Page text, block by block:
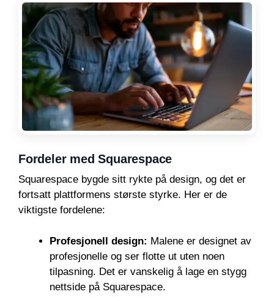
Fordeler med Squarespace
Squarespace bygde sitt rykte på design, og det er
fortsatt plattformens største styrke. Her er de
viktigste fordelene:
Profesjonell design: Malene er designet av
profesjonelle og ser flotte ut uten noen
tilpasning. Det er vanskelig å lage en stygg
nettside på Squarespace.